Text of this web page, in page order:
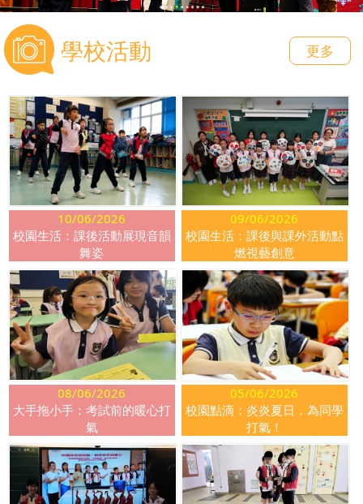
更多
學校活動
10/06/2026
校園生活：課後活動展現音韻
舞姿
09/06/2026
校園生活：課後與課外活動點
燃視藝創意
08/06/2026
大手拖小手：考試前的暖心打
氣
05/06/2026
校園點滴：炎炎夏日，為同學
打氣！